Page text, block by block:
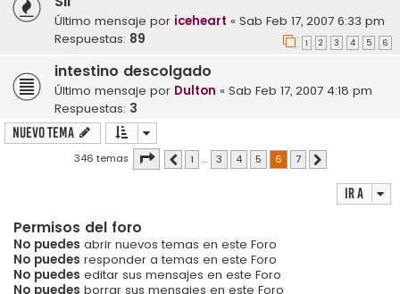
Último mensaje por iceheart « Sab Feb 17, 2007 6:33 pm
Respuestas: 89 1 2 3 4 5 6
intestino descolgado
Último mensaje por Dulton « Sab Feb 17, 2007 4:18 pm
Respuestas: 3
Nuevo Tema
346 temas Página de7
Anterior
1 … 3 4 5 6 7
Ir a
Permisos del foro
No puedes abrir nuevos temas en este Foro
No puedes responder a temas en este Foro
No puedes editar sus mensajes en este Foro
No puedes borrar sus mensajes en este Foro